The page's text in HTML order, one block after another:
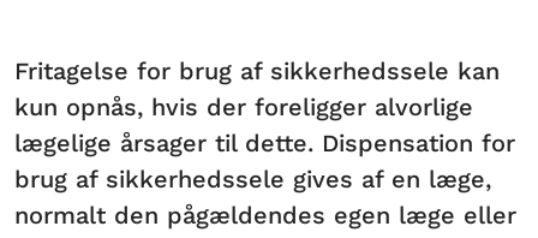
Fritagelse for brug af sikkerhedssele kan
kun opnås, hvis der foreligger alvorlige
lægelige årsager til dette. Dispensation for
brug af sikkerhedssele gives af en læge,
normalt den pågældendes egen læge eller